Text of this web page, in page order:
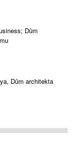
Dům
Dům architekta